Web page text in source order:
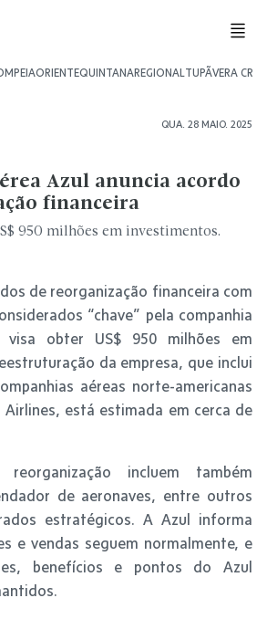
ORIENTEQUINTANAREGIONALTUPÃVERA CRUZ
QUA. 28 MAIO. 2025
Azul anuncia acordo
financeira
950 milhões em investimentos.
de reorganização financeira com
“chave” pela companhia
visa obter US$ 950 milhões em
da empresa, que inclui
aéreas norte-americanas
Airlines, está estimada em cerca de
incluem também
de aeronaves, entre outros
estratégicos. A Azul informa
e vendas seguem normalmente, e
benefícios e pontos do Azul